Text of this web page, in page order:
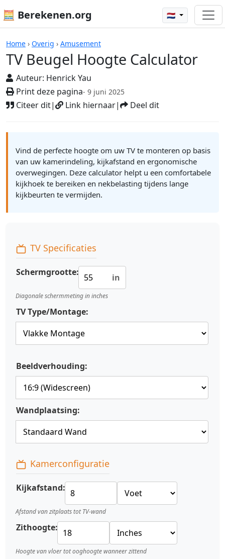
🧮 Berekenen.org 🇳🇱
Home › Overig › Amusement
TV Beugel Hoogte Calculator
Auteur: Henrick Yau
Print deze pagina- 9 juni 2025
Citeer dit| Link hiernaar| Deel dit
Rekenmachines
Vind de perfecte hoogte om uw TV te monteren op basis
van uw kamerindeling, kijkafstand en ergonomische
overwegingen. Deze calculator helpt u een comfortabele
kijkhoek te bereiken en nekbelasting tijdens lange
kijkbeurten te vermijden.
TV Specificaties
Schermgrootte: in
Diagonale schermmeting in inches
TV Type/Montage:
Beeldverhouding:
Wandplaatsing:
Kamerconfiguratie
Kijkafstand:
Afstand van zitplaats tot TV-wand
Zithoogte:
Hoogte van vloer tot ooghoogte wanneer zittend